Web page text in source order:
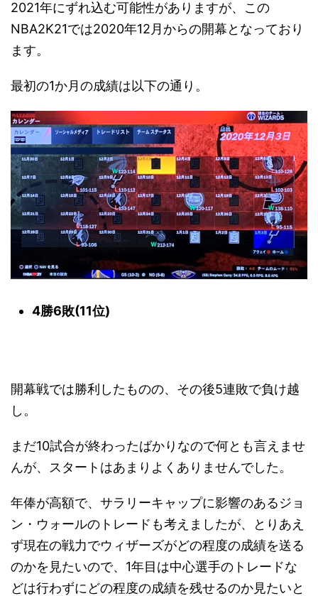
2021年にずれ込む可能性がありますが、この
NBA2K21では2020年12月からの開幕となっており
ます。
最初の1か月の成績は以下の通り。
4勝6敗(11位)
開幕戦では勝利したものの、その後5連敗で負け越
し。
まだ10試合が終わったばかりなので何とも言えませ
んが、スタートはあまりよくありませんでした。
年俸が高額で、サラリーキャップに影響のあるジョ
ン・ウォールのトレードも考えましたが、とりあえ
ず現在の戦力でウィザーズがどの程度の成績を送る
のかを見たいので、1年目は中心選手のトレードな
どは行わずにどの程度の成績を残せるのか見たいと